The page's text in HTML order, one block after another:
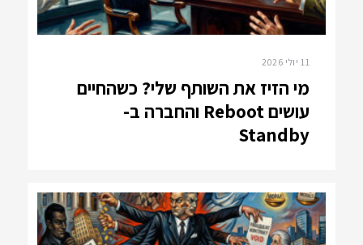
11 יולי 2026
מי הזיז את השותף שלי? כשהחיים
עושים Reboot והחברה ב-
Standby